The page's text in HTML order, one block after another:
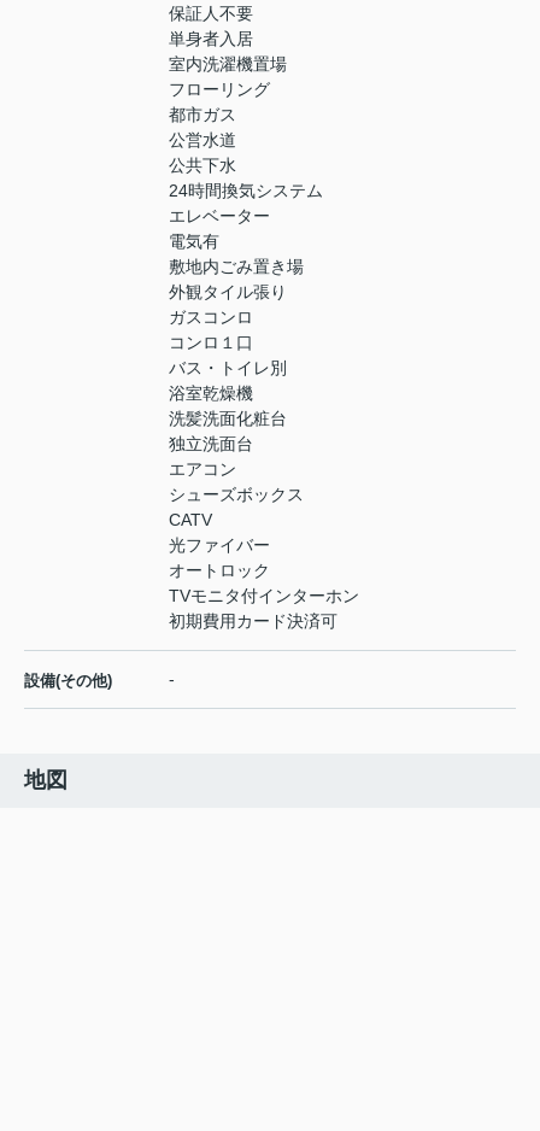
保証人不要
単身者入居
室内洗濯機置場
フローリング
都市ガス
公営水道
公共下水
24時間換気システム
エレベーター
電気有
敷地内ごみ置き場
外観タイル張り
ガスコンロ
コンロ１口
バス・トイレ別
浴室乾燥機
洗髪洗面化粧台
独立洗面台
エアコン
シューズボックス
CATV
光ファイバー
オートロック
TVモニタ付インターホン
初期費用カード決済可
設備(その他) -
地図